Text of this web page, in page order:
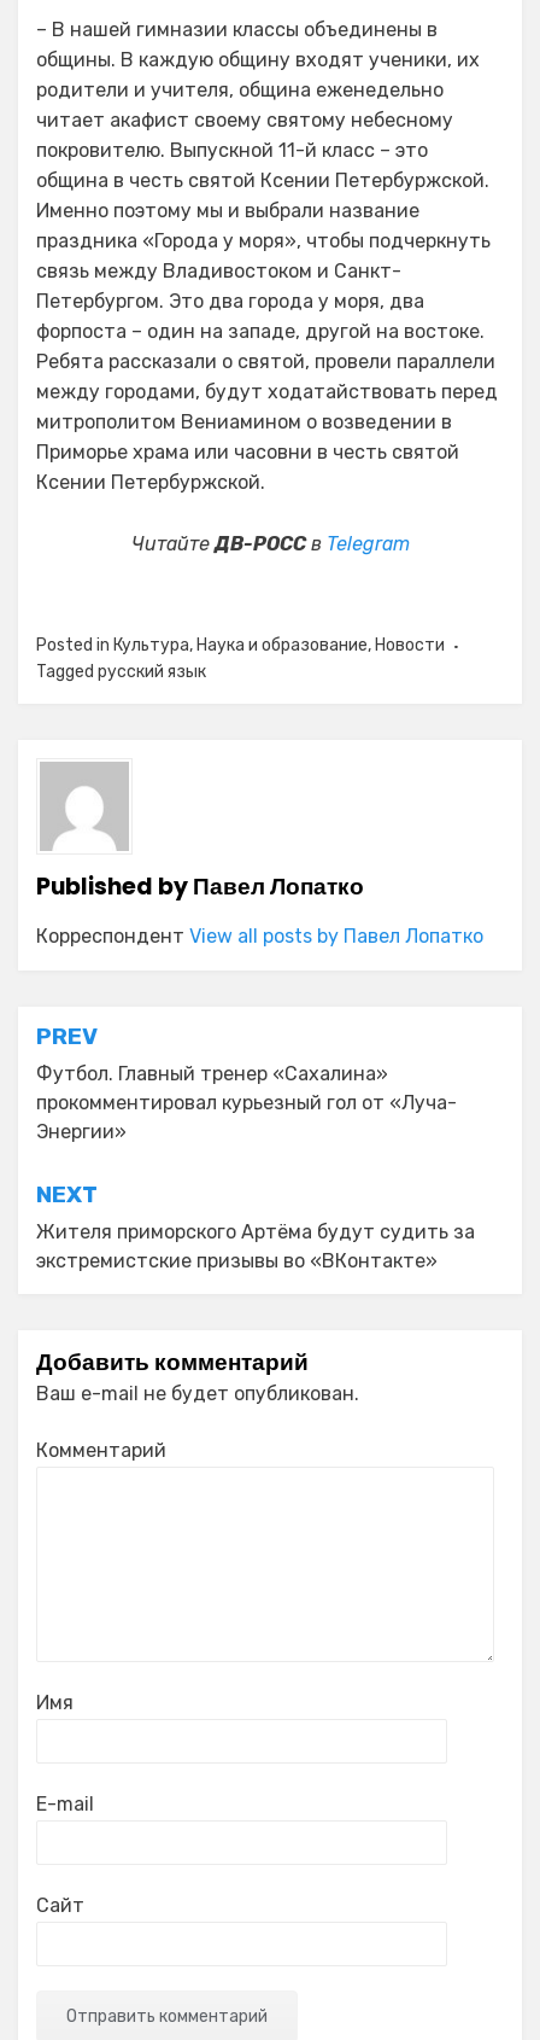
– В нашей гимназии классы объединены в
общины. В каждую общину входят ученики, их
родители и учителя, община еженедельно
читает акафист своему святому небесному
покровителю. Выпускной 11-й класс – это
община в честь святой Ксении Петербуржской.
Именно поэтому мы и выбрали название
праздника «Города у моря», чтобы подчеркнуть
связь между Владивостоком и Санкт-
Петербургом. Это два города у моря, два
форпоста – один на западе, другой на востоке.
Ребята рассказали о святой, провели параллели
между городами, будут ходатайствовать перед
митрополитом Вениамином о возведении в
Приморье храма или часовни в честь святой
Ксении Петербуржской.
ЧитайтеДВ-РОССв Telegram
Posted in Культура, Наука и образование, Новости
Tagged русский язык
Published byПавел Лопатко
Корреспондент View all posts by Павел Лопатко
Навигация
по
записям
PREV
Футбол. Главный тренер «Сахалина»
прокомментировал курьезный гол от «Луча-
Энергии»
NEXT
Жителя приморского Артёма будут судить за
экстремистские призывы во «ВКонтакте»
Добавить комментарий
Ваш e-mail не будет опубликован.
Комментарий
Имя
E-mail
Сайт